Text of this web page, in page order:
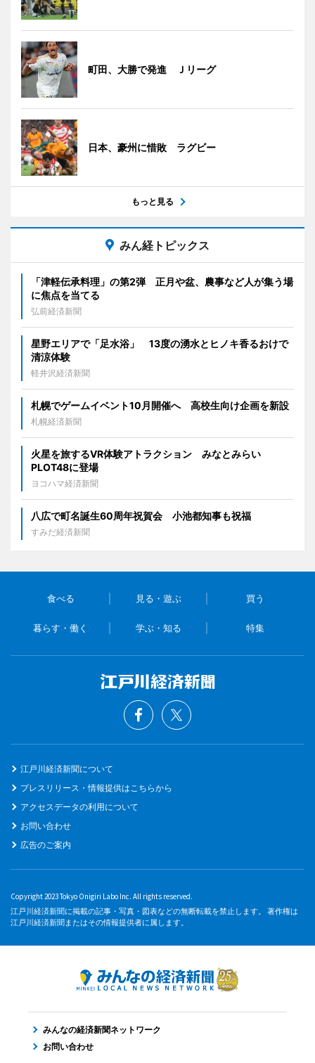
町田、大勝で発進 Ｊリーグ
日本、豪州に惜敗 ラグビー
もっと見る
みん経トピックス
「津軽伝承料理」の第2弾 正月や盆、農事など人が集う場
に焦点を当てる
弘前経済新聞
星野エリアで「足水浴」 13度の湧水とヒノキ香るおけで
清涼体験
軽井沢経済新聞
札幌でゲームイベント10月開催へ 高校生向け企画を新設
札幌経済新聞
火星を旅するVR体験アトラクション みなとみらい
PLOT48に登場
ヨコハマ経済新聞
八広で町名誕生60周年祝賀会 小池都知事も祝福
すみだ経済新聞
食べる 見る・遊ぶ 買う
暮らす・働く 学ぶ・知る 特集
江戸川経済新聞について
プレスリリース・情報提供はこちらから
アクセスデータの利用について
お問い合わせ
広告のご案内
Copyright 2023 Tokyo Onigiri Labo Inc. All rights reserved.
江戸川経済新聞に掲載の記事・写真・図表などの無断転載を禁止します。 著作権は
江戸川経済新聞またはその情報提供者に属します。
みんなの経済新聞ネットワーク
お問い合わせ